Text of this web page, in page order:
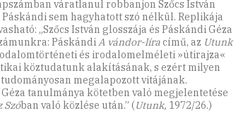
váratlanul robbanjon Szőcs István
sem hagyhatott szó nélkül. Replikája
„Szőcs István glosszája és Páskándi Géza
PáskándiA vándor-líracímű, az Utunk
és irodalomelméleti »útirajza«
köztudatunk alakításának, s ezért milyen
megalapozott vitájának.
tanulmánya kötetben való megjelentetése
Szóban való közlése után.” (Utunk, 1972/26.)